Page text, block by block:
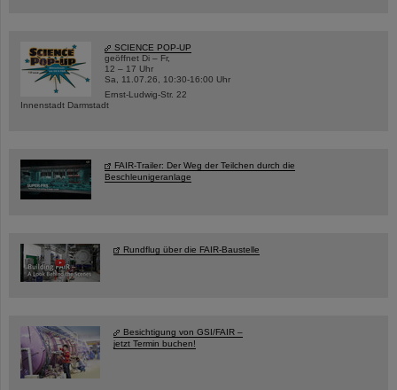
SCIENCE POP-UP
geöffnet Di – Fr,
12 – 17 Uhr
Sa, 11.07.26, 10:30-16:00 Uhr
Ernst-Ludwig-Str. 22
Innenstadt Darmstadt
FAIR-Trailer: Der Weg der Teilchen durch die
Beschleunigeranlage
Rundflug über die FAIR-Baustelle
Besichtigung von GSI/FAIR –
jetzt Termin buchen!